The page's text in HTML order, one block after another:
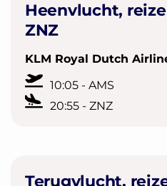
Heenvlucht,
ZNZ
KLM Royal Dutch
10:05 - AMS
20:55 - ZNZ
Terugvlucht,